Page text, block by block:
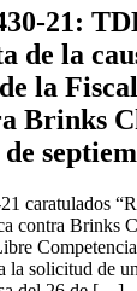
21:
de la
la
Brinks
caratulados
contra Brinks
la solicitud de